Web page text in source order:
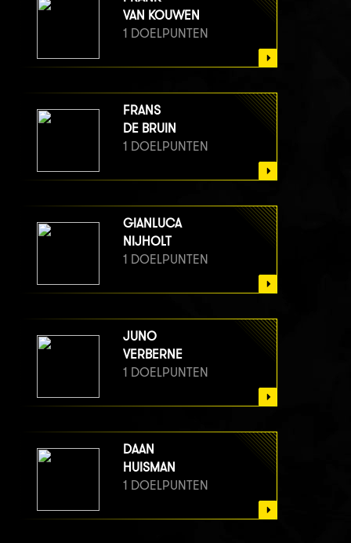
VAN KOUWEN
1 DOELPUNTEN
FRANS
DE BRUIN
1 DOELPUNTEN
GIANLUCA
NIJHOLT
1 DOELPUNTEN
JUNO
VERBERNE
1 DOELPUNTEN
DAAN
HUISMAN
1 DOELPUNTEN